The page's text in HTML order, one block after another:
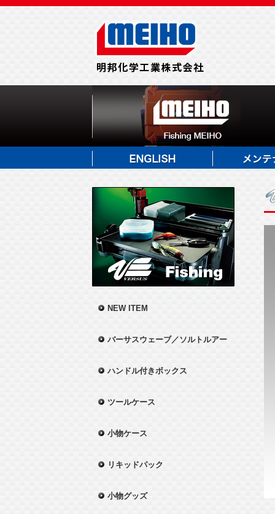
NEW ITEM
バーサスウェーブ／ソルトルアー
ハンドル付きボックス
ツールケース
小物ケース
リキッドパック
小物グッズ